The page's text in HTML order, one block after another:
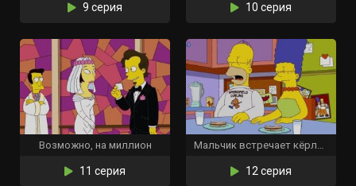
9 серия 10 серия
Возможно, на миллион
11 серия
Мальчик встречает кёрлинг
12 серия